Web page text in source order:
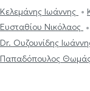
Κελεμάνης Ιωάννης
Ευσταθίου Νικόλαος
Dr. Ουζουνίδης
Παπαδόπουλος